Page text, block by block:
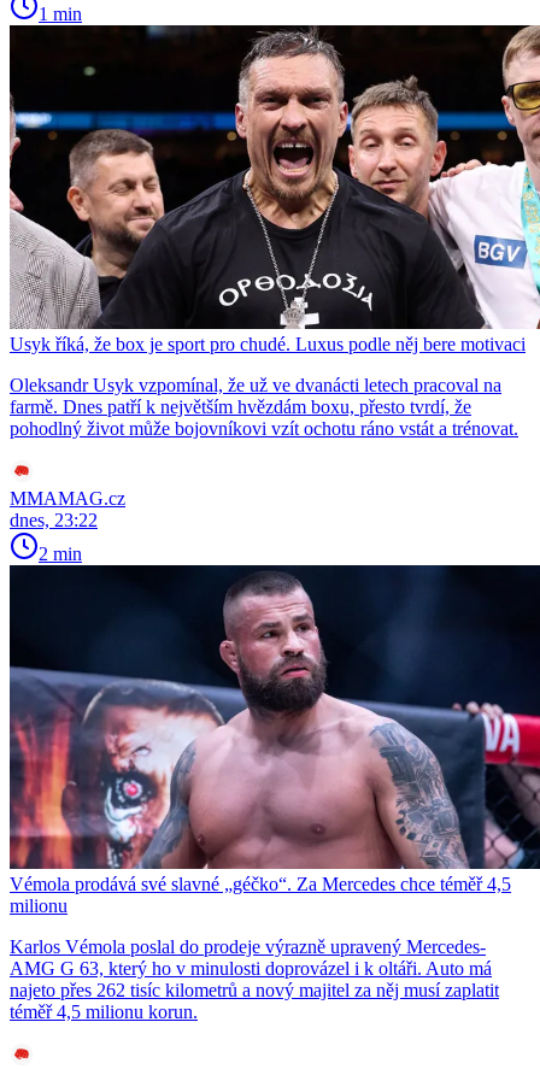
1 min
Usyk říká, že box je sport pro chudé. Luxus podle něj bere motivaci
Oleksandr Usyk vzpomínal, že už ve dvanácti letech pracoval na
farmě. Dnes patří k největším hvězdám boxu, přesto tvrdí, že
pohodlný život může bojovníkovi vzít ochotu ráno vstát a trénovat.
MMAMAG.cz
dnes, 23:22
2 min
Vémola prodává své slavné „géčko“. Za Mercedes chce téměř 4,5
milionu
Karlos Vémola poslal do prodeje výrazně upravený Mercedes-
AMG G 63, který ho v minulosti doprovázel i k oltáři. Auto má
najeto přes 262 tisíc kilometrů a nový majitel za něj musí zaplatit
téměř 4,5 milionu korun.